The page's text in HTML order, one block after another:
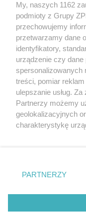
Żaden utwór
rozpowszechniany lub
tym także elektroniczny
eksploatacji w
Internecie bez pisemnej
wykorzystanie utworów w
tzn. bez właściwej zgody,
ścigane prawnie.
©
My, naszych 1162
podmioty z Grupy
przechowujemy
przetwarzamy dane
identyfikatory,
urządzenie czy dane
spersonalizowanych
treści, pomiar
ulepszanie usług.
Partnerzy możemy
geolokalizacyjnych
charakterystykę
zmienić/wycofać
znajdujący się w
rodzaje
użytkownika, ale
przetwarzaniu.
PARTNERZY